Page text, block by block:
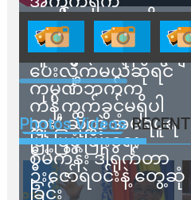
ရောင်းချမှုတွေကို
သက်ဆိုင်ရာတာဝန်ရှိ
သူတွေက ဂရန်တွေချ
ပေးလိုက်မယ်ဆိုရင်
ကုမ္ပဏီဘက်က
ကန့်ကွက်ခွင့်မရှိပါ
ဘူး” ဆိုတဲ့ အမရပူရ
မြို့ပြဖွံ့ဖြိုးရေး
စီမံကိန်း ဒါရိုက်တာ
ဦးဇော်ရဲဝင်းနဲ့ တွေ့ဆုံ
ခြင်း
Photos Videos RECENT